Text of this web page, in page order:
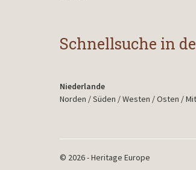
Schnellsuche in
Niederlande
Norden /Süden /Westen /Osten /
© 2026 - Heritage Europe